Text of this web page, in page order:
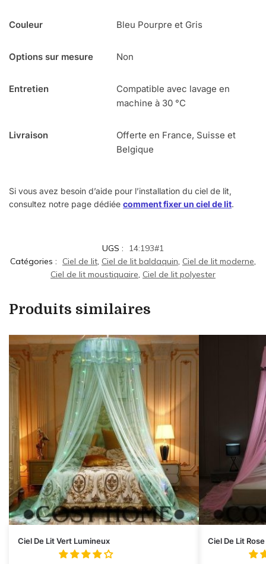
Couleur Bleu Pourpre et Gris
Options sur mesure Non
Entretien
Compatible avec lavage en
machine à 30 °C
Livraison
Offerte en France, Suisse et
Belgique
Si vous avez besoin d’aide pour l’installation du ciel de lit,
consultez notre page dédiée comment fixer un ciel de lit.
UGS :
14:193#1
Catégories :
Ciel de lit, Ciel de lit baldaquin, Ciel de lit moderne,
Ciel de lit moustiquaire, Ciel de lit polyester
Produits similaires
Ciel De Lit Vert Lumineux Ciel De Lit